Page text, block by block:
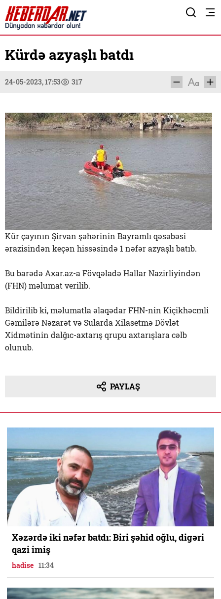
Kürdə azyaşlı batdı
24-05-2023, 17:53 317
Kür çayının Şirvan şəhərinin Bayramlı qəsəbəsi
ərazisindən keçən hissəsində 1 nəfər azyaşlı batıb.
Bu barədə Axar.az-a Fövqəladə Hallar Nazirliyindən
(FHN) məlumat verilib.
Bildirilib ki, məlumatla əlaqədar FHN-nin Kiçikhəcmli
Gəmilərə Nəzarət və Sularda Xilasetmə Dövlət
Xidmətinin dalğıc-axtarış qrupu axtarışlara cəlb
olunub.
PAYLAŞ
Xəzərdə iki nəfər batdı: Biri şəhid oğlu, digəri
qazi imiş
hadise 11:34